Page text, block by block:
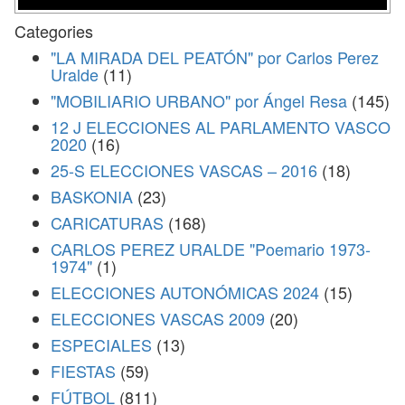
Categories
"LA MIRADA DEL PEATÓN" por Carlos Perez
Uralde (11)
"MOBILIARIO URBANO" por Ángel Resa (145)
12 J ELECCIONES AL PARLAMENTO VASCO
2020 (16)
25-S ELECCIONES VASCAS – 2016 (18)
BASKONIA (23)
CARICATURAS (168)
CARLOS PEREZ URALDE "Poemario 1973-
1974" (1)
ELECCIONES AUTONÓMICAS 2024 (15)
ELECCIONES VASCAS 2009 (20)
ESPECIALES (13)
FIESTAS (59)
FÚTBOL (811)